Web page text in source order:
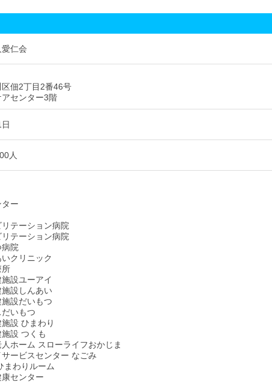
仁会
佃2丁目2番46号
センター3階
人
ー
テーション病院
テーション病院
院
クリニック
所
設ユーアイ
設しんあい
設だいもつ
いもつ
設 ひまわり
設 つくも
ホーム スローライフおかじま
ービスセンター なごみ
まわりルーム
センター